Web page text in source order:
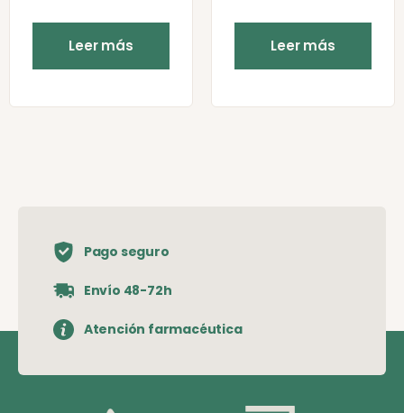
Leer más Leer más
Pago seguro
Envío 48-72h
Atención farmacéutica